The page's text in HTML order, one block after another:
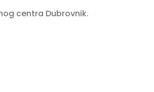
centra Dubrovnik.